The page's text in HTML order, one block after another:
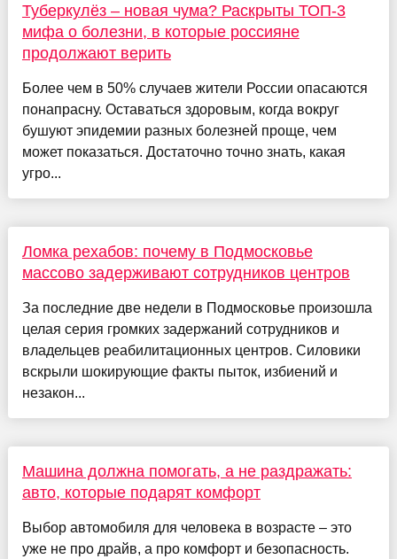
Туберкулёз – новая чума? Раскрыты ТОП-3
мифа о болезни, в которые россияне
продолжают верить
Более чем в 50% случаев жители России опасаются
понапрасну. Оставаться здоровым, когда вокруг
бушуют эпидемии разных болезней проще, чем
может показаться. Достаточно точно знать, какая
угро...
Ломка рехабов: почему в Подмосковье
массово задерживают сотрудников центров
За последние две недели в Подмосковье произошла
целая серия громких задержаний сотрудников и
владельцев реабилитационных центров. Силовики
вскрыли шокирующие факты пыток, избиений и
незакон...
Машина должна помогать, а не раздражать:
авто, которые подарят комфорт
Выбор автомобиля для человека в возрасте – это
уже не про драйв, а про комфорт и безопасность.